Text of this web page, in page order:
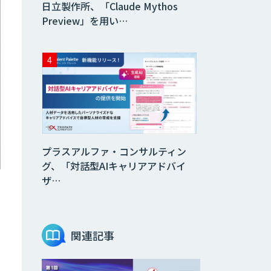
日立製作所、「Claude Mythos
Preview」を用い…
プラスアルファ・コンサルティン
グ、「対話型AIキャリアアドバイ
ザ…
関連記事